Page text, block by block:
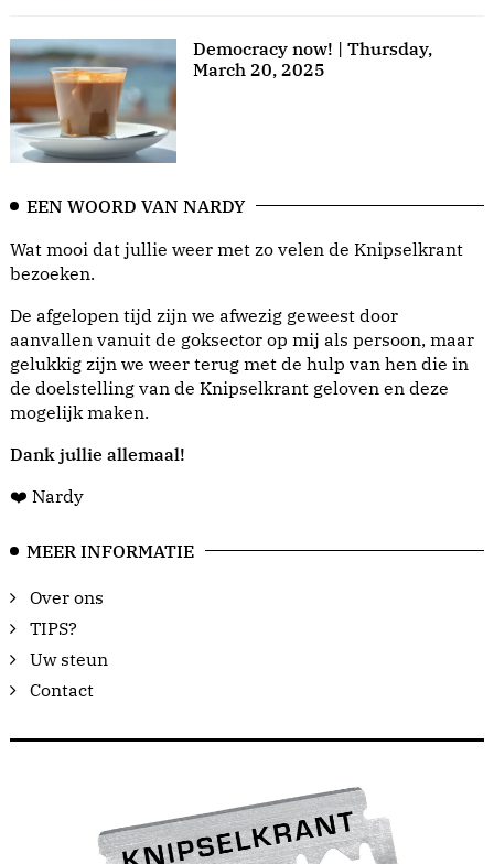
Democracy now! | Thursday,
March 20, 2025
EEN WOORD VAN NARDY
Wat mooi dat jullie weer met zo velen de Knipselkrant
bezoeken.
De afgelopen tijd zijn we afwezig geweest door
aanvallen vanuit de goksector op mij als persoon, maar
gelukkig zijn we weer terug met de hulp van hen die in
de doelstelling van de Knipselkrant geloven en deze
mogelijk maken.
Dank jullie allemaal!
❤️ Nardy
MEER INFORMATIE
Over ons
TIPS?
Uw steun
Contact